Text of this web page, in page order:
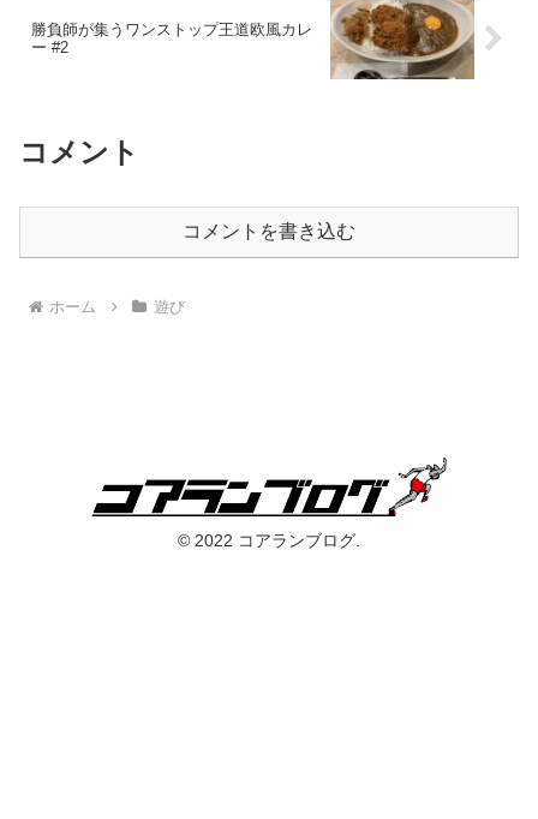
勝負師が集うワンストップ王道欧風カレ
ー #2
コメント
コメントを書き込む
ホーム 遊び
© 2022 コアランブログ.